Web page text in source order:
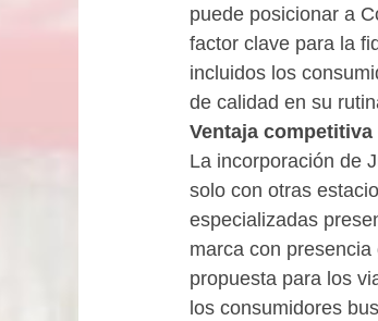
puede posicionar a
factor clave para la
incluidos los
de calidad en su
Ventaja
La incorporación de
solo con otras
especializadas
marca con
propuesta para los
los consumidores